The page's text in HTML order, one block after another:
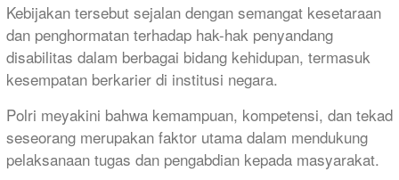
Kebijakan tersebut sejalan dengan semangat kesetaraan
dan penghormatan terhadap hak-hak penyandang
disabilitas dalam berbagai bidang kehidupan, termasuk
kesempatan berkarier di institusi negara.
Polri meyakini bahwa kemampuan, kompetensi, dan tekad
seseorang merupakan faktor utama dalam mendukung
pelaksanaan tugas dan pengabdian kepada masyarakat.